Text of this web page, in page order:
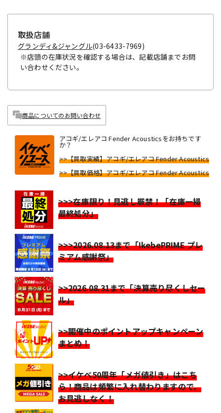
取扱店舗
グランディ&ジャングル(03-6433-7969)
※店頭の在庫状況を確認する場合は、記載店舗までお問
い合わせください。
商品についてのお問い合わせ
アコギ/エレアコ Fender Acousticsをお持ちです
か？
>>【買取実績】アコギ/エレアコ Fender Acoustics
>>【買取価格】アコギ/エレアコ Fender Acoustics
>>>在庫限り！見逃し厳禁！「在庫一掃
最終処分」
>>>2026.08.13まで「IkebePRIME プレ
ミアム感謝祭」
>>2026.08.31まで「決算売り尽くしセー
ル」
>>開催中のポイントアップキャンペーン
まとめ！
>>イケベ50周年「メガ値引き」はこち
ら！商品は頻繁に入れ替わりますので、
お見逃しなく！